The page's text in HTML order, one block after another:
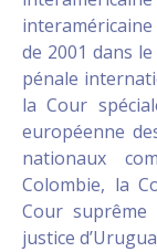
de 2001 dans
pénale
la Cour
européenne
nationaux
Colombie, la
Cour suprême
justice